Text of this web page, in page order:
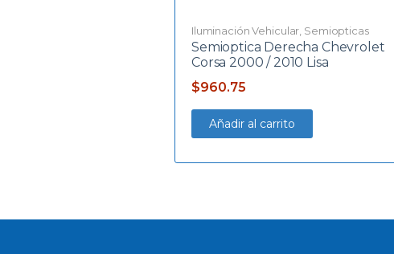
Iluminación Vehicular Semiopticas
Semioptica Derecha Chevrolet
Corsa 2000 / 2010 Lisa
$960.75
Añadir al carrito